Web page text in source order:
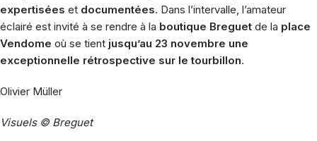
expertisées et documentées. Dans l’intervalle, l’amateur
éclairé est invité à se rendre à la boutique Breguet de la place
Vendome où se tient jusqu’au 23 novembre une
exceptionnelle rétrospective sur le tourbillon.
Olivier Müller
Visuels © Breguet